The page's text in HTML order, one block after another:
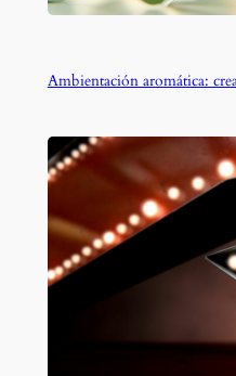
Ambientación aromática: